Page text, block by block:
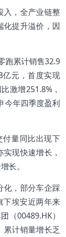
入，全产业链整
化提升溢价，因
跑累计销售32.9
亿元，首度实现
激增251.8%，
今年四季度盈利
量同比出现下
现快速增长，
长。
化，部分车企踩
下埃安近两年来
（00489.HK）
累计销量增长乏